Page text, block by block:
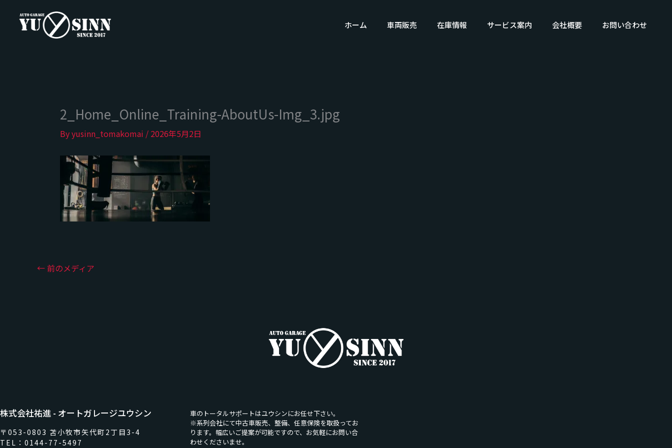
ホーム 車両販売 在庫情報 サービス案内 会社概要 お問い合わせ
2_Home_Online_Training-AboutUs-Img_3.jpg
Byyusinn_tomakomai / 2026年5月2日
←前のメディア
株式会社祐進 - オートガレージユウシン
〒053-0803 苫小牧市矢代町2丁目3-4
TEL：0144-77-5497
車のトータルサポートはユウシンにお任せ下さい。
※系列会社にて中古車販売、整備、任意保険を取扱ってお
ります。幅広いご提案が可能ですので、お気軽にお問い合
わせくださいませ。